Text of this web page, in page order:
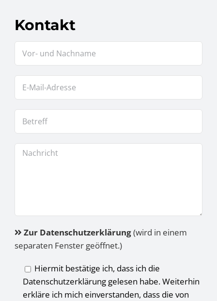
Kontakt
Zur Datenschutzerklärung(wird in einem
separaten Fenster geöffnet.)
Hiermit bestätige ich, dass ich die
Datenschutzerklärung gelesen habe. Weiterhin
erkläre ich mich einverstanden, dass die von